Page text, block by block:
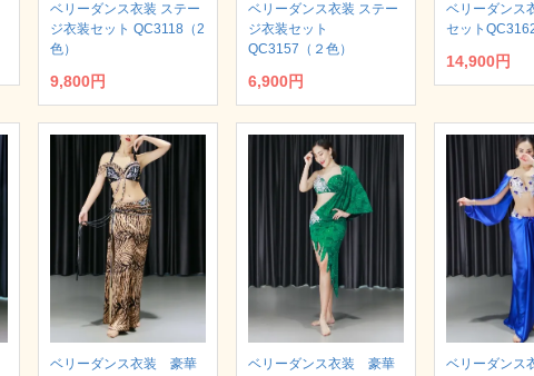
ベリーダンス衣装 ステー
ジ衣装セット QC3118（2
色）
9,800円
ベリーダンス衣装 ステー
ジ衣装セット
QC3157（２色）
6,900円
ベリーダン
セット
14,900円
ベリーダンス衣装 豪華
ベリーダンス衣装 豪華
ベリーダン